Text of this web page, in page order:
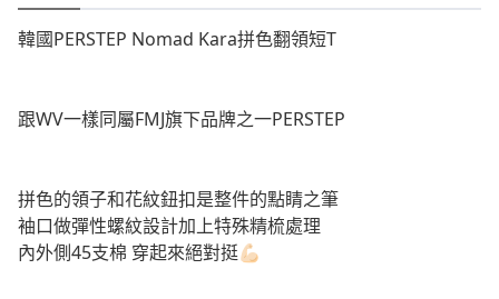
韓國PERSTEP Nomad Kara拼色翻領短T
跟WV一樣同屬FMJ旗下品牌之一PERSTEP
拼色的領子和花紋鈕扣是整件的點睛之筆
袖口做彈性螺紋設計加上特殊精梳處理
內外側45支棉 穿起來絕對挺💪🏻